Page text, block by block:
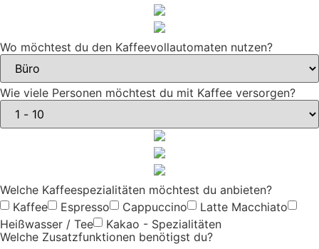
Wo möchtest du den Kaffeevollautomaten nutzen?
Wie viele Personen möchtest du mit Kaffee versorgen?
Welche Kaffeespezialitäten möchtest du anbieten?
Kaffee
Espresso Cappuccino
Latte Macchiato
Heißwasser / Tee
Kakao - Spezialitäten
Welche Zusatzfunktionen benötigst du?